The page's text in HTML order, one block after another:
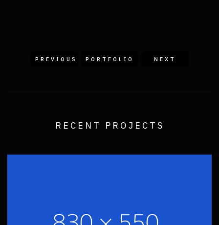
PREVIOUS PORTFOLIO NEXT
RECENT PROJECTS